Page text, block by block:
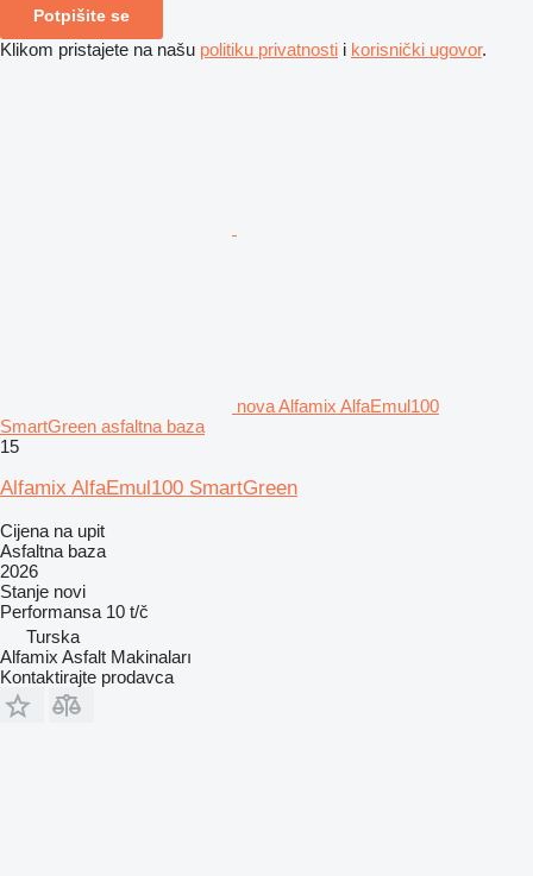
Potpišite se
Klikom pristajete na našu politiku privatnosti i korisnički ugovor.
nova Alfamix AlfaEmul100
SmartGreen asfaltna baza
15
Alfamix AlfaEmul100 SmartGreen
Cijena na upit
Asfaltna baza
2026
Stanje novi
Performansa 10 t/č
Turska
Alfamix Asfalt Makinaları
Kontaktirajte prodavca